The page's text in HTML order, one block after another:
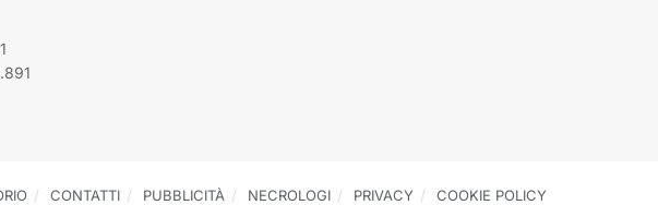
CONTATTI PUBBLICITÀ NECROLOGI PRIVACY COOKIE POLICY